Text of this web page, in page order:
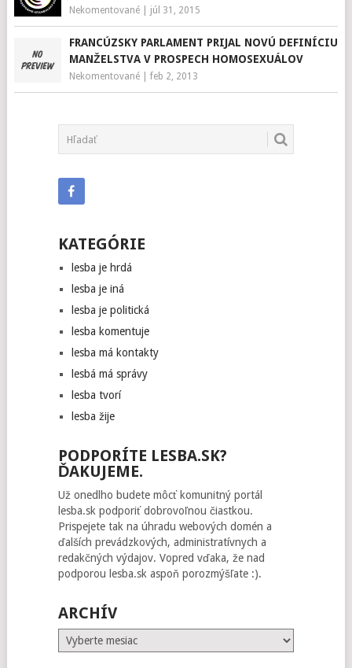
Nekomentované| júl 31, 2015
FRANCÚZSKY PARLAMENT PRIJAL NOVÚ DEFINÍCIU
MANŽELSTVA V PROSPECH HOMOSEXUÁLOV
Nekomentované| feb 2, 2013
KATEGÓRIE
lesba je hrdá
lesba je iná
lesba je politická
lesba komentuje
lesba má kontakty
lesbá má správy
lesba tvorí
lesba žije
PODPORÍTE LESBA.SK?
ĎAKUJEME.
Už onedlho budete môcť komunitný portál
lesba.sk podporiť dobrovoľnou čiastkou.
Prispejete tak na úhradu webových domén a
ďalších prevádzkových, administratívnych a
redakčných výdajov. Vopred vďaka, že nad
podporou lesba.sk aspoň porozmýšľate :).
ARCHÍV
Archív